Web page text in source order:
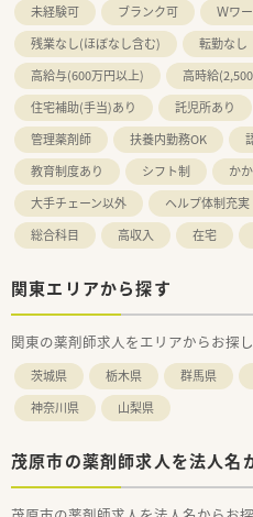
未経験可
ブランク可 Ｗワ
残業なし(ほぼなし含む)
転勤なし
高給与(600万円以上)
高時給
住宅補助(手当)あり
託児所あり
管理薬剤師
扶養内勤務OK
教育制度あり
シフト制 か
大手チェーン以外
ヘルプ体制充実
総合科目
高収入 在宅
関東エリアから探す
関東の薬剤師求人をエリアからお探
茨城県 栃木県 群馬県
神奈川県
山梨県
茂原市の薬剤師求人を法人名